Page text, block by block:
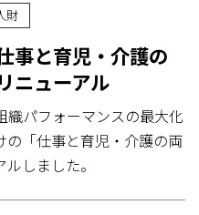
財
事と育児・介護の
ニューアル
パフォーマンスの最大化
の「仕事と育児・介護の両
しました。